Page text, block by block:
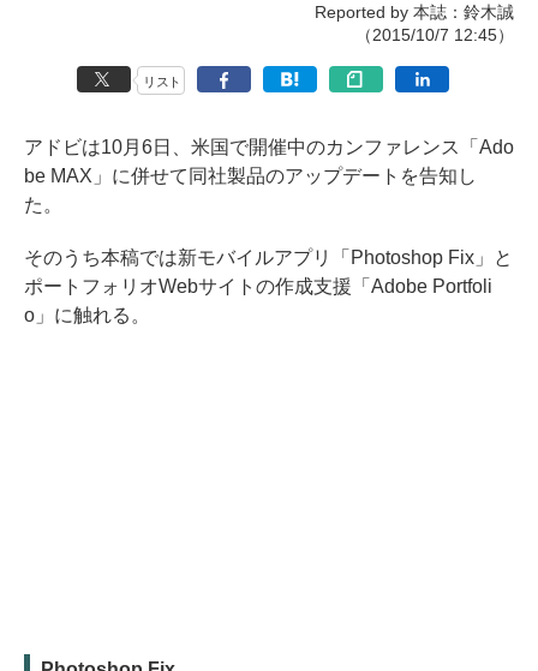
Reported by 本誌：鈴木誠
（2015/10/7 12:45）
リスト
アドビは10月6日、米国で開催中のカンファレンス「Ado
be MAX」に併せて同社製品のアップデートを告知し
た。
そのうち本稿では新モバイルアプリ「Photoshop Fix」と
ポートフォリオWebサイトの作成支援「Adobe Portfoli
o」に触れる。